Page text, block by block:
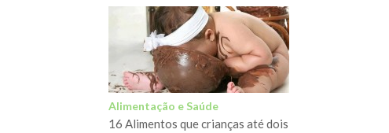
Alimentação e Saúde
16 Alimentos que crianças até dois